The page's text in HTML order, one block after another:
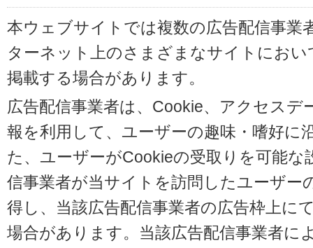
本ウェブサイトでは複数の広告配信事業
ターネット上のさまざまなサイトにお
掲載する場合があります。
広告配信事業者は、Cookie、アクセスデ
報を利用して、ユーザーの趣味・嗜好に
た、ユーザーがCookieの受取りを可能
信事業者が当サイトを訪問したユーザー
得し、当該広告配信事業者の広告枠上に
場合があります。当該広告配信事業者に